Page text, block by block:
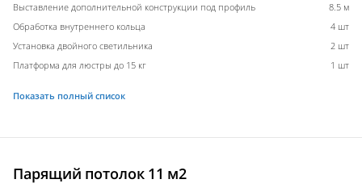
Выставление дополнительной конструкции под профиль
8.5 м
Обработка внутреннего кольца
4 шт
Установка двойного светильника
2 шт
Платформа для люстры до 15 кг
1 шт
Показать полный список
Парящий потолок 11 м2